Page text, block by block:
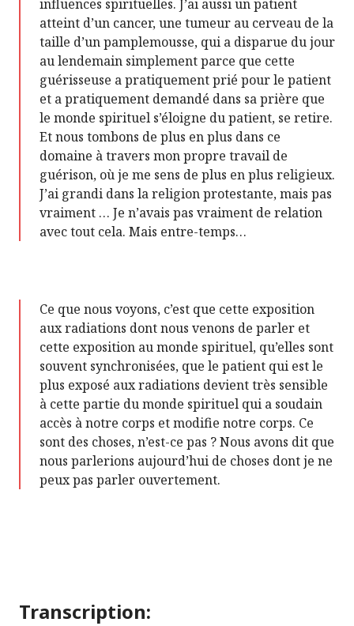
influences spirituelles. J’ai aussi un patient
atteint d’un cancer, une tumeur au cerveau de la
taille d’un pamplemousse, qui a disparue du jour
au lendemain simplement parce que cette
guérisseuse a pratiquement prié pour le patient
et a pratiquement demandé dans sa prière que
le monde spirituel s’éloigne du patient, se retire.
Et nous tombons de plus en plus dans ce
domaine à travers mon propre travail de
guérison, où je me sens de plus en plus religieux.
J’ai grandi dans la religion protestante, mais pas
vraiment … Je n’avais pas vraiment de relation
avec tout cela. Mais entre-temps…
Ce que nous voyons, c’est que cette exposition
aux radiations dont nous venons de parler et
cette exposition au monde spirituel, qu’elles sont
souvent synchronisées, que le patient qui est le
plus exposé aux radiations devient très sensible
à cette partie du monde spirituel qui a soudain
accès à notre corps et modifie notre corps. Ce
sont des choses, n’est-ce pas ? Nous avons dit que
nous parlerions aujourd’hui de choses dont je ne
peux pas parler ouvertement.
Transcription: